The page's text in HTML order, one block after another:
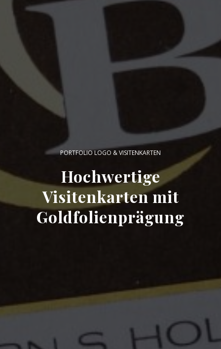
PORTFOLIO LOGO & VISITENKARTEN
Hochwertige
Visitenkarten mit
Goldfolienprägung